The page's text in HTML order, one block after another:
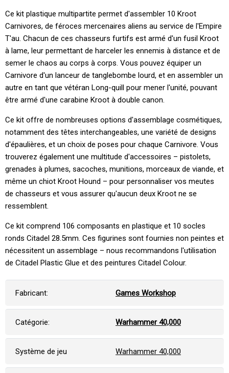
Ce kit plastique multipartite permet d'assembler 10 Kroot
Carnivores, de féroces mercenaires aliens au service de l'Empire
T'au. Chacun de ces chasseurs furtifs est armé d'un fusil Kroot
à lame, leur permettant de harceler les ennemis à distance et de
semer le chaos au corps à corps. Vous pouvez équiper un
Carnivore d'un lanceur de tanglebombe lourd, et en assembler un
autre en tant que vétéran Long-quill pour mener l'unité, pouvant
être armé d'une carabine Kroot à double canon.
Ce kit offre de nombreuses options d'assemblage cosmétiques,
notamment des têtes interchangeables, une variété de designs
d'épaulières, et un choix de poses pour chaque Carnivore. Vous
trouverez également une multitude d'accessoires – pistolets,
grenades à plumes, sacoches, munitions, morceaux de viande, et
même un chiot Kroot Hound – pour personnaliser vos meutes
de chasseurs et vous assurer qu'aucun deux Kroot ne se
ressemblent.
Ce kit comprend 106 composants en plastique et 10 socles
ronds Citadel 28.5mm. Ces figurines sont fournies non peintes et
nécessitent un assemblage – nous recommandons l'utilisation
de Citadel Plastic Glue et des peintures Citadel Colour.
Fabricant: Games Workshop
Catégorie: Warhammer 40,000
Système de jeu Warhammer 40,000